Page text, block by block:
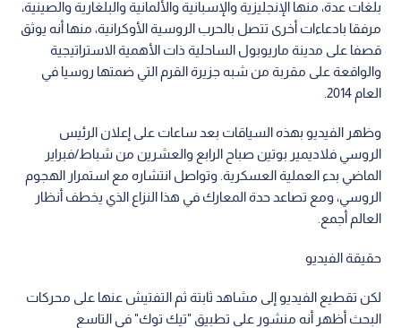
بلغات عدة، منها الإنجليزية والإسبانية والألمانية والبلغارية والصينية،
مرفقا بادعاءات أخرى تتصل بالحرب الروسية الأوكرانية، منها أنه يوثق
قصفا على مدينة ماريوبول الساحلية ذات الأهمية الاستراتيجية
والواقعة على مقربة من شبه جزيرة القرم التي ضمتها روسيا في
العام 2014.
وظهر الفيديو بهذه السياقات بعد ساعات على إعلان الرئيس
الروسي فلاديمير بوتين صباح الرابع والعشرين من شباط/فبراير
الماضي بدء العملية العسكرية. وتواصل انتشاره مع استمرار الهجوم
الروسي، ومع تصاعد حدة المعارك في هذا النزاع الذي يخطف أنظار
العالم أجمع.
حقيقة الفيديو
لكن تقطيع الفيديو إلى مشاهد ثابتة ثم التفتيش عنها على محركات
البحث أظهر أنه منشور على تطبيق "تيك توك" في التاسع